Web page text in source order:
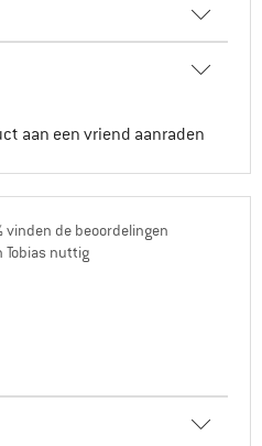
aan een vriend aanraden
vinden de beoordelingen
Tobias nuttig